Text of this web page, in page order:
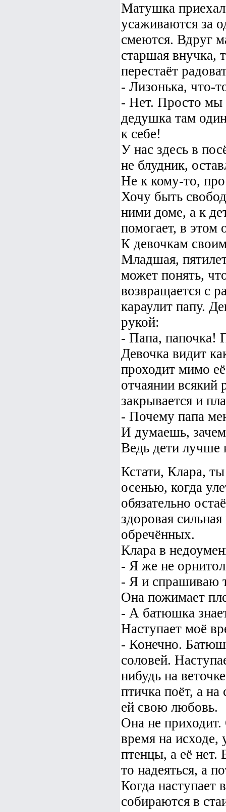
Матушка
усаживаются за
смеются. Вдруг
старшая внучка,
перестаёт
- Лизонька, что-
- Нет. Просто мы
дедушка там
к себе!
У нас здесь в
не блудник,
Не к кому-то,
Хочу быть
ними доме, а к
помогает, в этом
К девочкам
Младшая,
может понять,
возвращается с
караулит папу.
рукой:
- Папа, папочка!
Девочка видит
проходит мимо
отчаянии
закрывается и
- Почему папа
И думаешь,
Ведь дети лучше
Кстати, Клара,
осенью, когда
обязательно
здоровая
обречённых.
Клара в
- Я же не
- Я и спрашиваю
Она пожимает
- А батюшка
Наступает моё
- Конечно.
соловей.
нибудь на
птичка поёт, а
ей свою любовь.
Она не приходит.
время на исходе,
птенцы, а её нет.
то надеяться, а
Когда наступает
собираются в